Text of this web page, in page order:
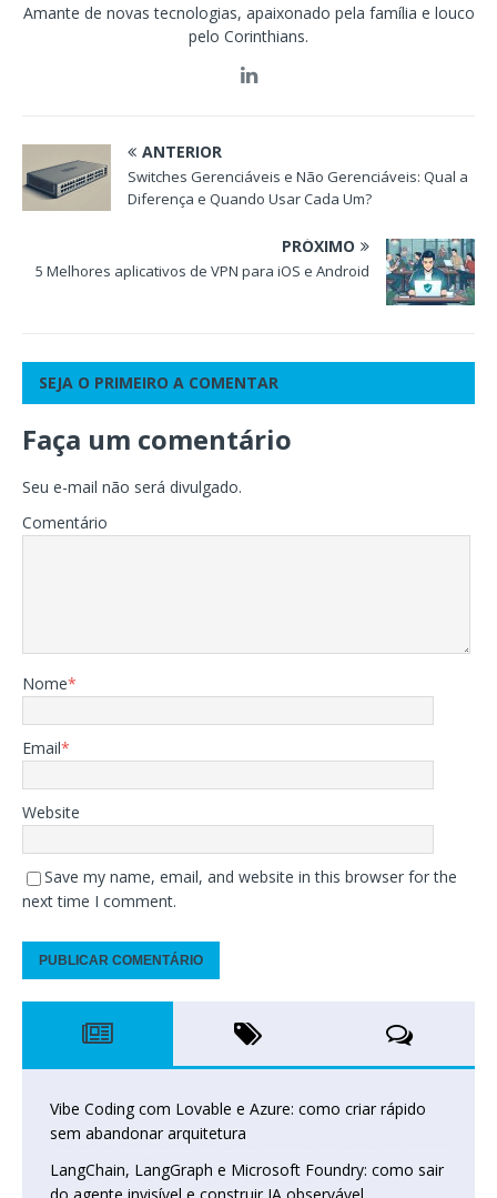
Amante de novas tecnologias, apaixonado pela família e louco
pelo Corinthians.
ANTERIOR
Switches Gerenciáveis e Não Gerenciáveis: Qual a
Diferença e Quando Usar Cada Um?
PRÓXIMO
5 Melhores aplicativos de VPN para iOS e Android
SEJA O PRIMEIRO A COMENTAR
Faça um comentário
Seu e-mail não será divulgado.
Comentário
Nome*
Email*
Website
Save my name, email, and website in this browser for the
next time I comment.
Vibe Coding com Lovable e Azure: como criar rápido
sem abandonar arquitetura
LangChain, LangGraph e Microsoft Foundry: como sair